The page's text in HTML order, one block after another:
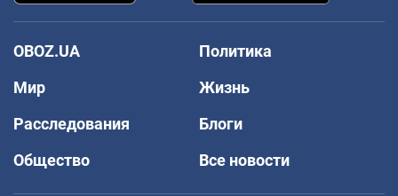
OBOZ.UA
Политика
Мир
Жизнь
Расследования
Блоги
Общество
Все новости